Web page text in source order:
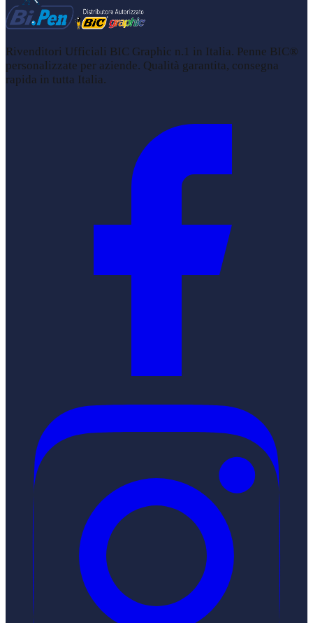
Rivenditori Ufficiali BIC Graphic n.1 in Italia. Penne BIC®
personalizzate per aziende. Qualità garantita, consegna
rapida in tutta Italia.